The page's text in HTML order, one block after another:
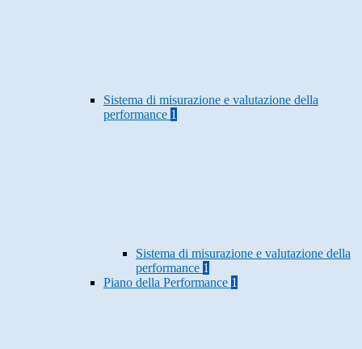
Sistema di misurazione e valutazione della
performance 1
Sistema di misurazione e valutazione della
performance 1
Piano della Performance 1